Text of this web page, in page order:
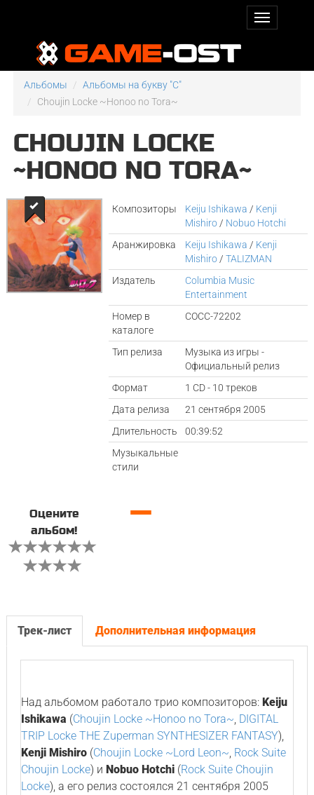
Альбомы
Альбомы на букву "C"
Choujin Locke ~Honoo no Tora~
CHOUJIN LOCKE
~HONOO NO TORA~
Композиторы Keiju Ishikawa / Kenji
Mishiro / Nobuo Hotchi
Аранжировка
Keiju Ishikawa / Kenji
Mishiro /TALIZMAN
Издатель
Columbia Music
Entertainment
Номер в
каталоге
COCC-72202
Тип релиза
Музыка из игры -
Официальный релиз
Формат
1 CD - 10 треков
Дата релиза
21 сентября 2005
Длительность
00:39:52
Музыкальные
стили
Оцените
альбом!
—
Трек-лист Дополнительная информация
Над альбомом работало трио композиторов: Keiju
Ishikawa (Choujin Locke ~Honoo no Tora~, DIGITAL
TRIP Locke THE Zuperman SYNTHESIZER FANTASY),
Kenji Mishiro(Choujin Locke ~Lord Leon~, Rock Suite
Choujin Locke) и Nobuo Hotchi(Rock Suite Choujin
Locke), а его релиз состоялся 21 сентября 2005